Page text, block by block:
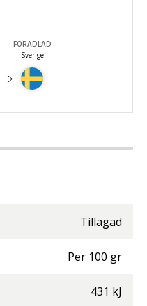
FÖRÄDLAD
Sverige
Tillagad
Per 100 gr
431 kJ